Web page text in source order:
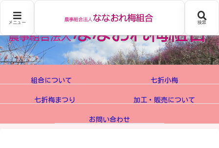
組合について 七折小梅
七折梅まつり 加工・販売について
お問い合わせ
メニュー 検索